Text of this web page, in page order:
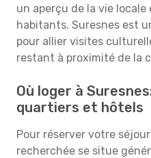
un aperçu de la vie
habitants. Suresnes est
pour allier visites
restant à proximité de la
Où loger à
quartiers et hôtels
Pour réserver votre
recherchée se situe